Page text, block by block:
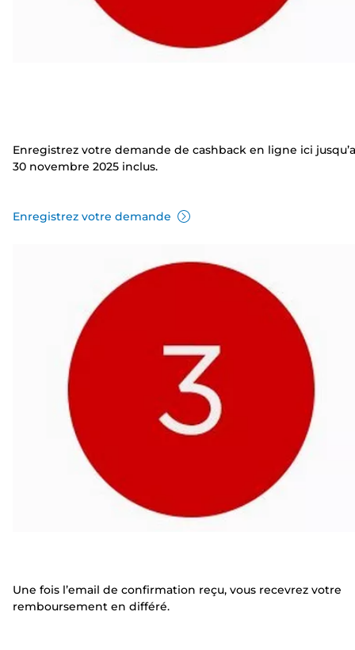
Enregistrez votre demande de cashback en ligne ici
30 novembre 2025 inclus.
Enregistrez votre demande
Une fois l’email de confirmation reçu, vous recevrez votre
remboursement en différé.